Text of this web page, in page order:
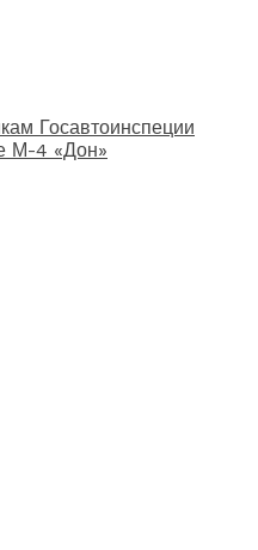
Госавтоинспеции
М-4 «Дон»